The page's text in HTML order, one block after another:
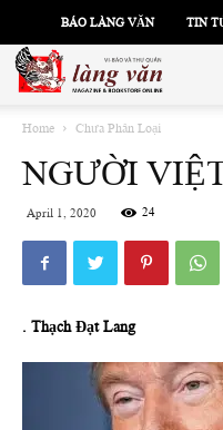
BÁO LÀNG VĂN TIN
Home Chưa Phân Loại
NGƯỜI
April 1, 2020 24
. Thạch Đạt Lang